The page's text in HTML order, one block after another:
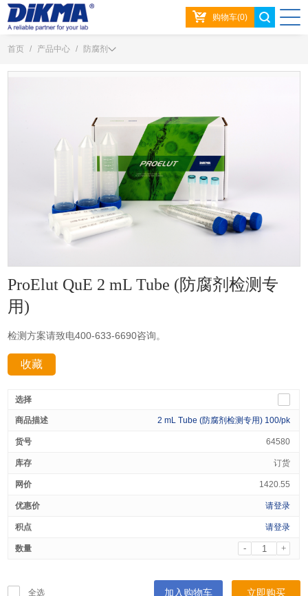
购物车(0)
首页 / 产品中心 / 防腐剂
ProElut QuE 2 mL Tube (防腐剂检测专
用)
检测方案请致电400-633-6690咨询。
收藏
2 mL Tube (防腐剂检测专用) 100/pk
64580
订货
1420.55
请登录
请登录
- +
全选 加入购物车 立即购买